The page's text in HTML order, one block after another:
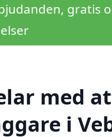
gratis
med
i